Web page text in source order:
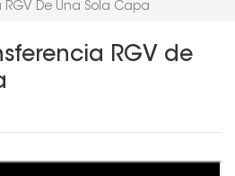
RGV De Una Sola Capa
RGV de